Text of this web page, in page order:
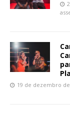
19 de dezembro de